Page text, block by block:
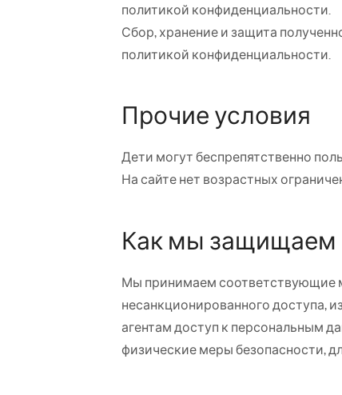
политикой конфиденциальности.
Сбор, хранение и защита
политикой конфиденциальности.
Прочие условия
Дети могут беспрепятственно
На сайте нет возрастных
Как мы
Мы принимаем соответствующие
несанкционированного доступа,
агентам доступ к персональным
физические меры безопасности,